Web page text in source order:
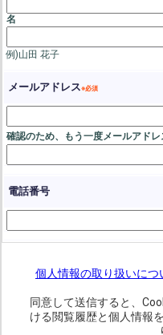
名
例)山田 花子
メールアドレス
電話番号
個人情報の取り扱いにつ
同意して送信すると、
ける閲覧履歴と個人情報